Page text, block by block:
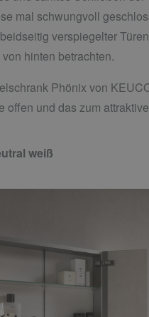
mal schwungvoll
verspiegelter
hinten betrachten.
Phönix von
offen und das zum
weiß